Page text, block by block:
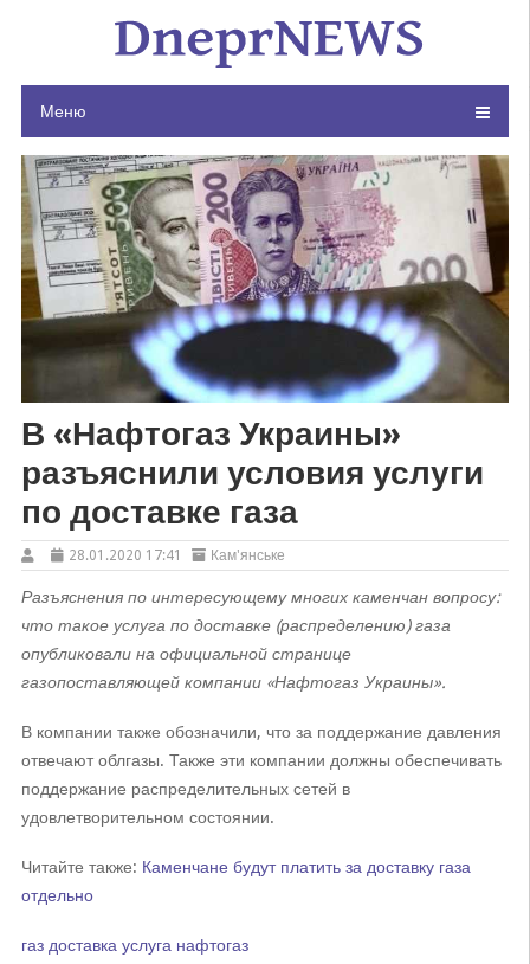
Меню
В «Нафтогаз Украины»
разъяснили условия услуги
по доставке газа
28.01.2020 17:41 Кам'янське
Разъяснения по интересующему многих каменчан вопросу:
что такое услуга по доставке (распределению) газа
опубликовали на официальной странице
газопоставляющей компании «Нафтогаз Украины».
В компании также обозначили, что за поддержание давления
отвечают облгазы. Также эти компании должны обеспечивать
поддержание распределительных сетей в
удовлетворительном состоянии.
Читайте также: Каменчане будут платить за доставку газа
отдельно
газ доставка услуга нафтогаз